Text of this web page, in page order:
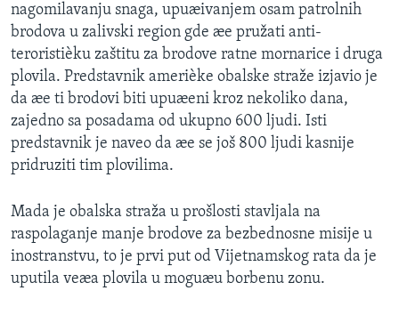
nagomilavanju snaga, upuæivanjem osam patrolnih
brodova u zalivski region gde æe pružati anti-
teroristièku zaštitu za brodove ratne mornarice i druga
plovila. Predstavnik amerièke obalske straže izjavio je
da æe ti brodovi biti upuæeni kroz nekoliko dana,
zajedno sa posadama od ukupno 600 ljudi. Isti
predstavnik je naveo da æe se još 800 ljudi kasnije
pridruziti tim plovilima.
Mada je obalska straža u prošlosti stavljala na
raspolaganje manje brodove za bezbednosne misije u
inostranstvu, to je prvi put od Vijetnamskog rata da je
uputila veæa plovila u moguæu borbenu zonu.